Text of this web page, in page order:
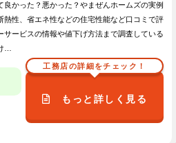
かった？悪かった？やまぜんホームズの実例
性、省エネ性などの住宅性能など口コミで評
ービスの情報や値下げ方法まで調査している
…
工務店の詳細をチェック！
もっと詳しく見る